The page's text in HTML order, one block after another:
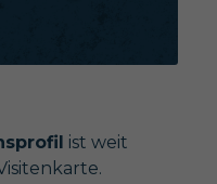
ist weit